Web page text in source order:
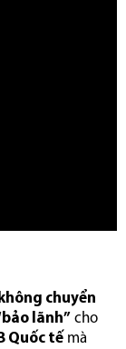
không chuyển
lãnh” cho
Quốc tế mà